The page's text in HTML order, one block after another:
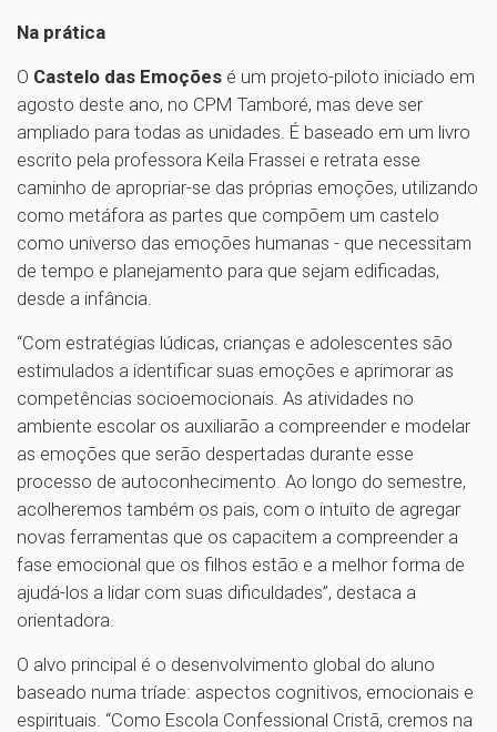
Na prática
O Castelo das Emoções é um projeto-piloto iniciado em
agosto deste ano, no CPM Tamboré, mas deve ser
ampliado para todas as unidades. É baseado em um livro
escrito pela professora Keila Frassei e retrata esse
caminho de apropriar-se das próprias emoções, utilizando
como metáfora as partes que compõem um castelo
como universo das emoções humanas - que necessitam
de tempo e planejamento para que sejam edificadas,
desde a infância.
“Com estratégias lúdicas, crianças e adolescentes são
estimulados a identificar suas emoções e aprimorar as
competências socioemocionais. As atividades no
ambiente escolar os auxiliarão a compreender e modelar
as emoções que serão despertadas durante esse
processo de autoconhecimento. Ao longo do semestre,
acolheremos também os pais, com o intuito de agregar
novas ferramentas que os capacitem a compreender a
fase emocional que os filhos estão e a melhor forma de
ajudá-los a lidar com suas dificuldades”, destaca a
orientadora.
O alvo principal é o desenvolvimento global do aluno
baseado numa tríade: aspectos cognitivos, emocionais e
espirituais. “Como Escola Confessional Cristã, cremos na